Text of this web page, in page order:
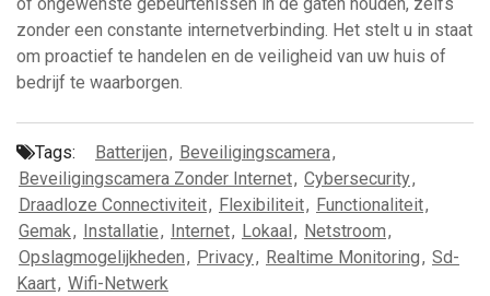
of ongewenste gebeurtenissen in de gaten houden, zelfs
zonder een constante internetverbinding. Het stelt u in staat
om proactief te handelen en de veiligheid van uw huis of
bedrijf te waarborgen.
Tags: Batterijen, Beveiligingscamera,
Beveiligingscamera Zonder Internet, Cybersecurity,
Draadloze Connectiviteit, Flexibiliteit, Functionaliteit,
Gemak, Installatie, Internet, Lokaal , Netstroom,
Opslagmogelijkheden, Privacy, Realtime Monitoring, Sd-
Kaart, Wifi-Netwerk